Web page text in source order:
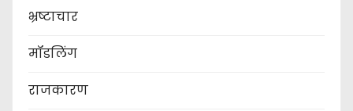
भ्रष्टाचार
मॉडलिंग
राजकारण